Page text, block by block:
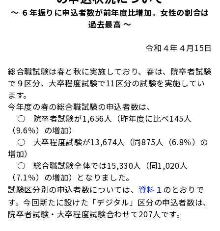
～ ６年振りに申込者数が前年度比増加。女性の割合は
過去最高 ～
令和４年４月15日
総合職試験は春と秋に実施しており、春は、院卒者試験
で９区分、大卒程度試験で11区分の試験を実施してい
ます。
今年度の春の総合職試験の申込者数は、
○ 院卒者試験が1,656人（昨年度に比べ145人
（9.6％）の増加）
○ 大卒程度試験が13,674人（同875人（6.8％）の
増加）
○ 総合職試験全体では15,330人（同1,020人
（7.1％）の増加）となりました。
試験区分別の申込者数については、 資料１のとおりで
す。今回新たに設けた「デジタル」区分の申込者数は、
院卒者試験・大卒程度試験合わせて207人です。